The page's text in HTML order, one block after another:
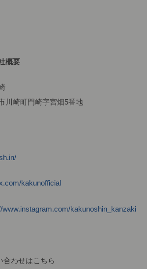
概要
川崎町門崎字宮畑5番地
kakunofficial
www.instagram.com/kakunoshin_kanzaki
合わせはこちら